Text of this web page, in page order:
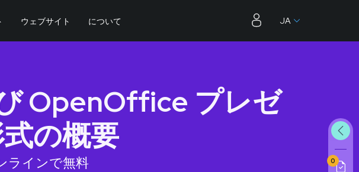
ウェブサイト について JA
0
OpenOffice プレゼ
の概要
ラインで無料